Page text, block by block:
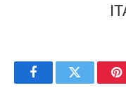
FacebookTwitter